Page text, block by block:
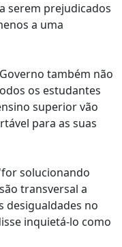
serem prejudicados
a uma
também não
os estudantes
superior vão
para as suas
solucionando
transversal a
desigualdades no
inquietá-lo como